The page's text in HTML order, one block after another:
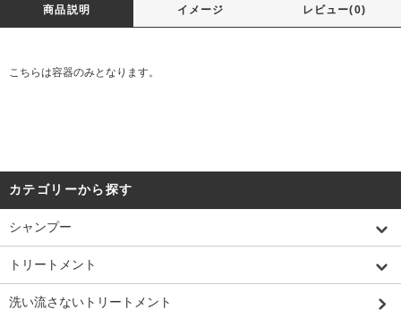
商品説明 イメージ レビュー(0)
こちらは容器のみとなります。
カテゴリーから探す
シャンプー
トリートメント
洗い流さないトリートメント